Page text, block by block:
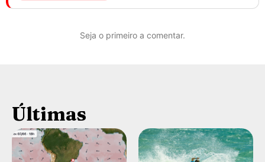
Seja o primeiro a comentar.
Últimas